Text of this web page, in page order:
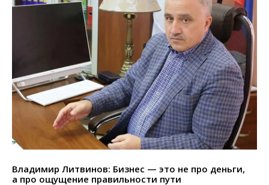
Владимир Литвинов: Бизнес — это не про деньги,
а про ощущение правильности пути